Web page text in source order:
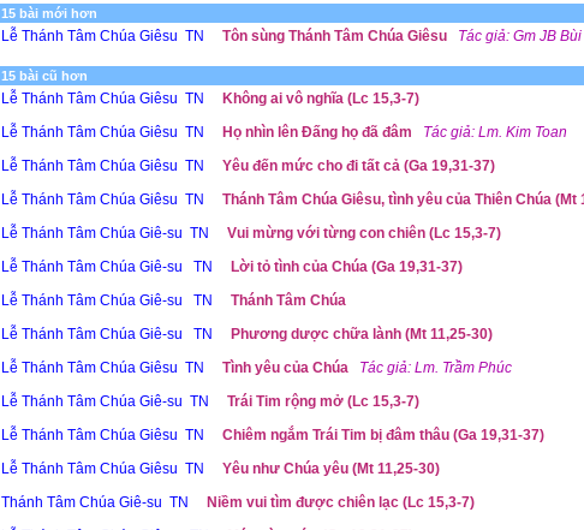
15 bài mới hơn
Lễ Thánh Tâm Chúa Giêsu TN Tôn sùng Thánh Tâm Chúa Giêsu Tác giả: Gm JB Bùi
15 bài cũ hơn
Lễ Thánh Tâm Chúa Giêsu TN
Không ai vô nghĩa (Lc 15,3-7)
Lễ Thánh Tâm Chúa Giêsu TN
Họ nhìn lên Đấng họ đã đâm
Tác giả: Lm. Kim Toan
Lễ Thánh Tâm Chúa Giêsu TN
Yêu đến mức cho đi tất cả (Ga 19,31-37)
Lễ Thánh Tâm Chúa Giêsu TN
Thánh Tâm Chúa Giêsu, tình yêu của Thiên Chúa (Mt
Lễ Thánh Tâm Chúa Giê-su TN
Vui mừng với từng con chiên (Lc 15,3-7)
Lễ Thánh Tâm Chúa Giê-su TN
Lời tỏ tình của Chúa (Ga 19,31-37)
Lễ Thánh Tâm Chúa Giê-su TN
Thánh Tâm Chúa
Lễ Thánh Tâm Chúa Giê-su TN
Phương dược chữa lành (Mt 11,25-30)
Lễ Thánh Tâm Chúa Giêsu TN
Tình yêu của Chúa
Tác giả: Lm. Trầm Phúc
Lễ Thánh Tâm Chúa Giê-su TN
Trái Tim rộng mở (Lc 15,3-7)
Lễ Thánh Tâm Chúa Giêsu TN
Chiêm ngắm Trái Tim bị đâm thâu (Ga 19,31-37)
Lễ Thánh Tâm Chúa Giêsu TN
Yêu như Chúa yêu (Mt 11,25-30)
Thánh Tâm Chúa Giê-su TN
Niềm vui tìm được chiên lạc (Lc 15,3-7)